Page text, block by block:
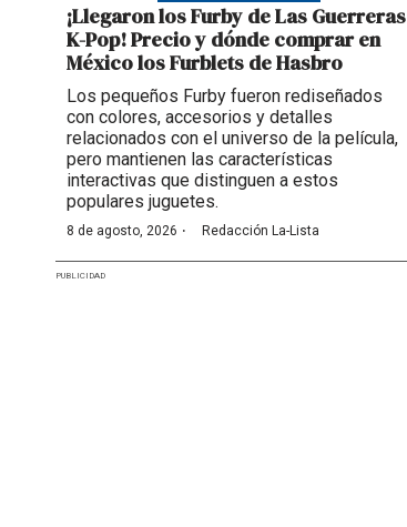
¡Llegaron los Furby de Las Guerreras
K-Pop! Precio y dónde comprar en
México los Furblets de Hasbro
Los pequeños Furby fueron rediseñados
con colores, accesorios y detalles
relacionados con el universo de la película,
pero mantienen las características
interactivas que distinguen a estos
populares juguetes.
8 de agosto, 2026 · Redacción La-Lista
PUBLICIDAD